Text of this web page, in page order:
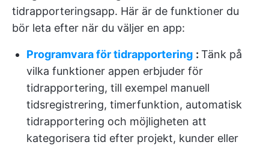
tidrapporteringsapp. Här är de funktioner du
bör leta efter när du väljer en app:
Programvara för tidrapportering : Tänk på
vilka funktioner appen erbjuder för
tidrapportering, till exempel manuell
tidsregistrering, timerfunktion, automatisk
tidrapportering och möjligheten att
kategorisera tid efter projekt, kunder eller